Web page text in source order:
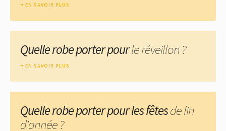
EN SAVOIR PLUS
Quelle robe porter pourle réveillon ?
EN SAVOIR PLUS
Quelle robe porter pour les fêtesde fin
d'année ?